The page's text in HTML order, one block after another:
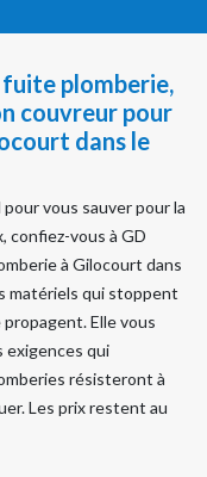
plomberie,
couvreur pour
dans le
vous sauver pour la
confiez-vous à GD
à Gilocourt dans
matériels qui stoppent
Elle vous
exigences qui
résisteront à
Les prix restent au